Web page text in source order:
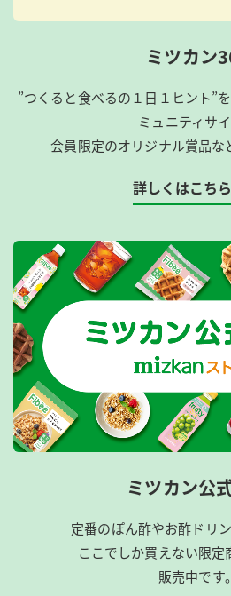
ミツカン
”つくると食べるの１日１ヒント”
ミュニティサイ
会員限定のオリジナル賞品な
詳しくはこちら
ミツカン公
定番のぽん酢やお酢ドリ
ここでしか買えない限定
販売中です。